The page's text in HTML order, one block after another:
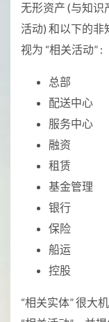
无形资产 (与知识
活动) 和以下的非
视为 “相关活动” :
总部
配送中心
服务中心
融资
租赁
基金管理
银行
保险
船运
控股
“相关实体” 很大